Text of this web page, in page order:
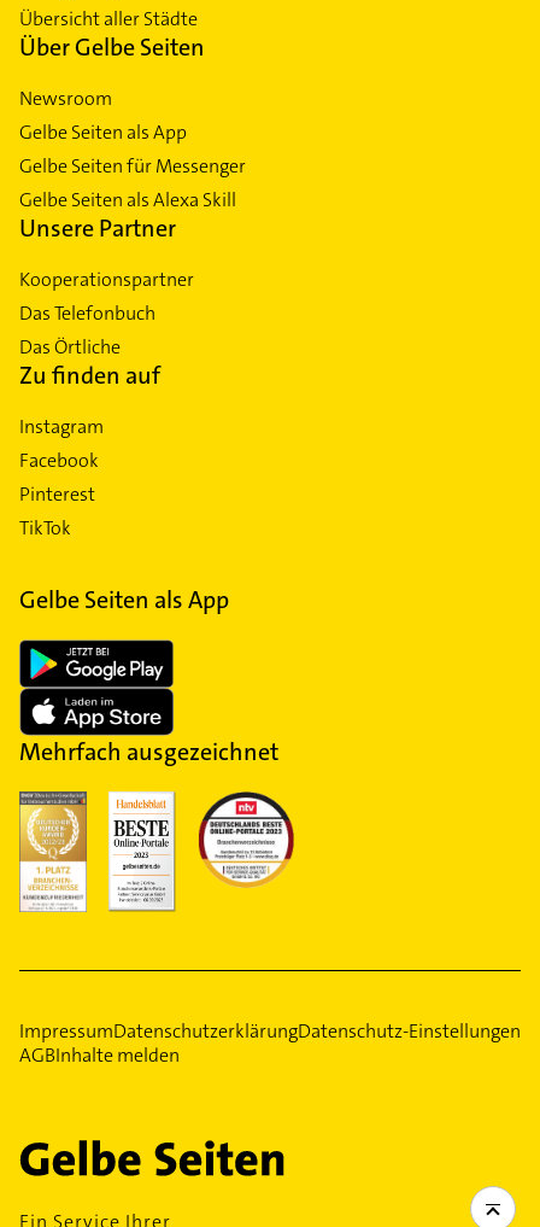
Übersicht aller Städte
Über Gelbe Seiten
Newsroom
Gelbe Seiten als App
Gelbe Seiten für Messenger
Gelbe Seiten als Alexa Skill
Unsere Partner
Kooperationspartner
Das Telefonbuch
Das Örtliche
Zu finden auf
Instagram
Facebook
Pinterest
TikTok
Gelbe Seiten als App
Mehrfach ausgezeichnet
ImpressumDatenschutzerklärungDatenschutz-Einstellungen
AGBInhalte melden
Ein Service Ihrer